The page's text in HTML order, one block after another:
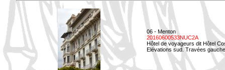
06 - Menton
20160600533NUC2A
Hôtel de voyageurs dit Hôtel
Elévations sud. Travées